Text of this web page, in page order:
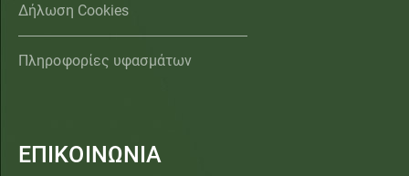
Δήλωση Cookies
Πληροφορίες υφασμάτων
ΕΠΙΚΟΙΝΩΝΙΑ